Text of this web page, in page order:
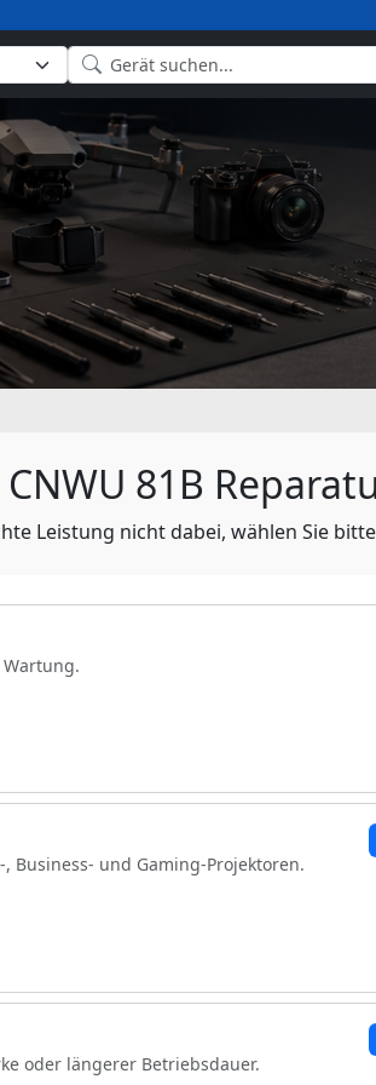
CNWU 81B
Leistung nicht dabei, wählen Sie
Business- und Gaming-Projektoren.
oder längerer Betriebsdauer.